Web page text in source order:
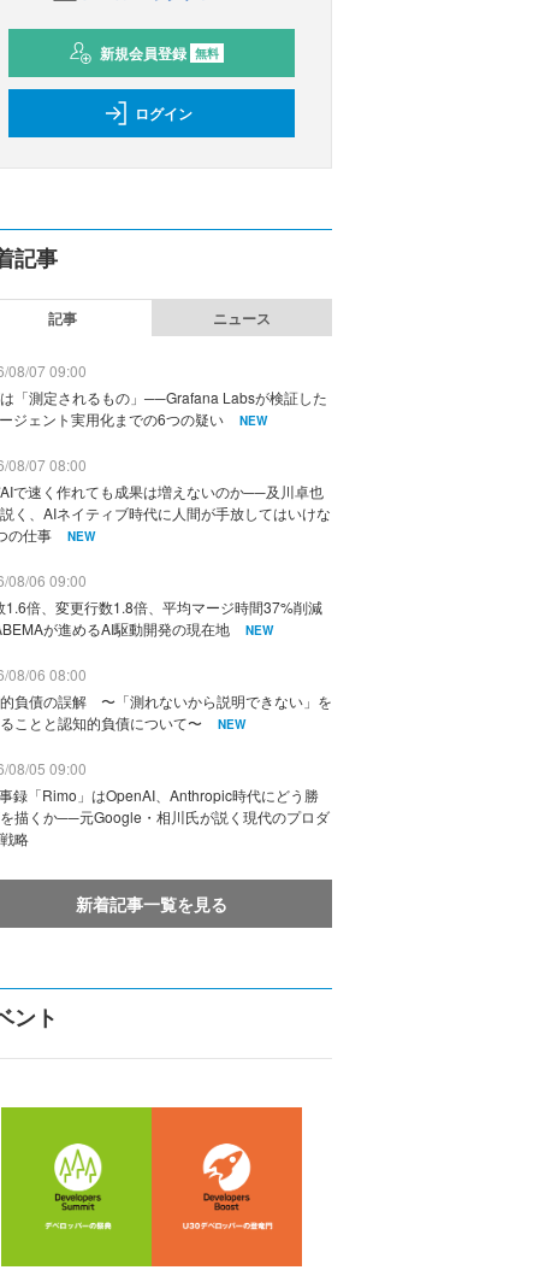
新規会員登録 無料
ログイン
記事
記事 ニュース
08/07 09:00
「測定されるもの」──Grafana Labsが検証した
ジェント実用化までの6つの疑い
NEW
08/07 08:00
で速く作れても成果は増えないのか──及川卓也
く、AIネイティブ時代に人間が手放してはいけな
の仕事
NEW
08/06 09:00
1.6倍、変更行数1.8倍、平均マージ時間37%削減
が進めるAI駆動開発の現在地
NEW
08/06 08:00
負債の誤解 〜「測れないから説明できない」を
ことと認知的負債について〜
NEW
08/05 09:00
録「Rimo」はOpenAI、Anthropic時代にどう勝
描くか──元Google・相川氏が説く現代のプロダ
略
新着記事一覧を見る
ント